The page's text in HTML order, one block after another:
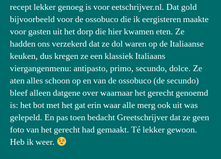
recept lekker genoeg is voor eetschrijver.nl. Dat gold
bijvoorbeeld voor de ossobuco die ik eergisteren maakte
voor gasten uit het dorp die hier kwamen eten. Ze
hadden ons verzekerd dat ze dol waren op de Italiaanse
keuken, dus kregen ze een klassiek Italiaans
viergangenmenu: antipasto, primo, secundo, dolce. Ze
aten alles schoon op en van de ossobuco (de secundo)
bleef alleen datgene over waarnaar het gerecht genoemd
is: het bot met het gat erin waar alle merg ook uit was
gelepeld. En pas toen bedacht Greetschrijver dat ze geen
foto van het gerecht had gemaakt. Té lekker gewoon.
Heb ik weer.